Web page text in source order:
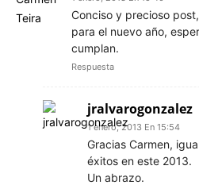
Conciso y precioso
para el nuevo año,
cumplan.
Respuesta
jralvarogonzalez
1 enero, 2013 En 15:54
Gracias Carmen,
éxitos en este 2013.
Un abrazo.